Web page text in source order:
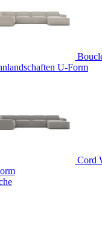
U-Form
Cord